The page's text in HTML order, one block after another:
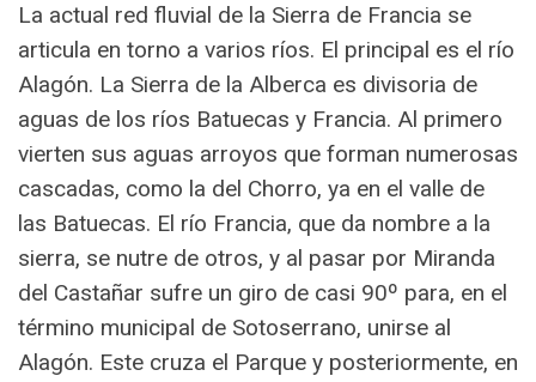
La actual red fluvial de la Sierra de Francia se
articula en torno a varios ríos. El principal es el río
Alagón. La Sierra de la Alberca es divisoria de
aguas de los ríos Batuecas y Francia. Al primero
vierten sus aguas arroyos que forman numerosas
cascadas, como la del Chorro, ya en el valle de
las Batuecas. El río Francia, que da nombre a la
sierra, se nutre de otros, y al pasar por Miranda
del Castañar sufre un giro de casi 90º para, en el
término municipal de Sotoserrano, unirse al
Alagón. Este cruza el Parque y posteriormente, en